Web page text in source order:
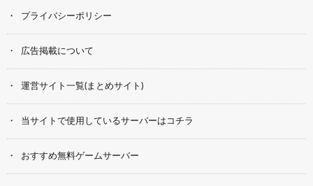
プライバシーポリシー
広告掲載について
運営サイト一覧(まとめサイト)
当サイトで使用しているサーバーはコチラ
おすすめ無料ゲームサーバー